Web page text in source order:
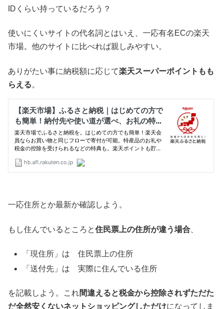
IDくらい持っているだろう？
使いにくいサイトの代名詞とはいえ、一応有名ECの楽天
市場。他のサイトに比べれば親しみやすい。
ありがたい事に納税額に応じて楽天スーパーポイントもも
らえる。
一応住所とか最新か確認しよう。
もし住んでいるところと住民票上の住所が違う場合
「現住所」は 住民票上の住所
「送付先」は 実際に住んでいる住所
を記載しよう。これ間違えると税金から控除されずただた
だ全然安くないネットショッピングしただけになってしま